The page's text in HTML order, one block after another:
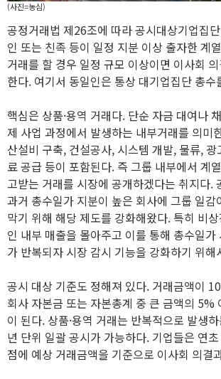
(사진=농심)
공정거래법 제26조에 따라 공시대상기업집
인 또는 친족 등이 일정 지분 이상 출자한 계
거래를 할 경우 일정 규모 이상이면 이사회
한다. 여기서 동일인은 통상 대기업집단 총수
핵심은 상품·용역 거래다. 단순 자금 대여나
제 사업 과정에서 발생하는 내부거래를 의미
산설비 구축, 건설공사, 시스템 개발, 물류,
료 공급 등이 포함된다. 즉 그룹 내부에서 계
고받는 거래를 시장에 공개하겠다는 취지다.
과거 총수일가 지분이 높은 회사에 그룹 일감
막기 위해 해당 제도를 강화해왔다. 특히 비
인 내부 매출을 몰아주고 이를 통해 총수일가
가 반복되자 시장 감시 기능을 강화하기 위해
공시 대상 기준도 정해져 있다. 거래금액이
회사 자본금 또는 자본총계 중 큰 금액의 5%
이 된다. 상품·용역 거래는 반복적으로 발생
년 단위 일괄 공시가 가능하다. 기업들은 연
점에 예상 거래금액을 기준으로 이사회 의결